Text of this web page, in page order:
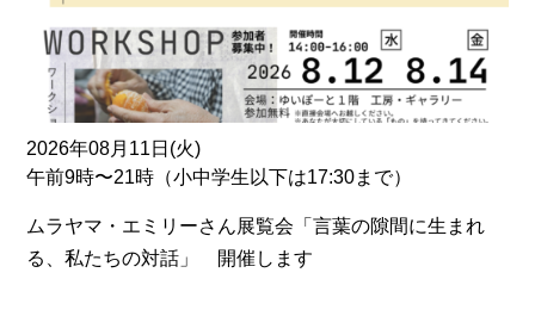
2026年08月11日(火)
午前9時〜21時（小中学生以下は17:30まで）
ムラヤマ・エミリーさん展覧会「言葉の隙間に生まれ
る、私たちの対話」 開催します